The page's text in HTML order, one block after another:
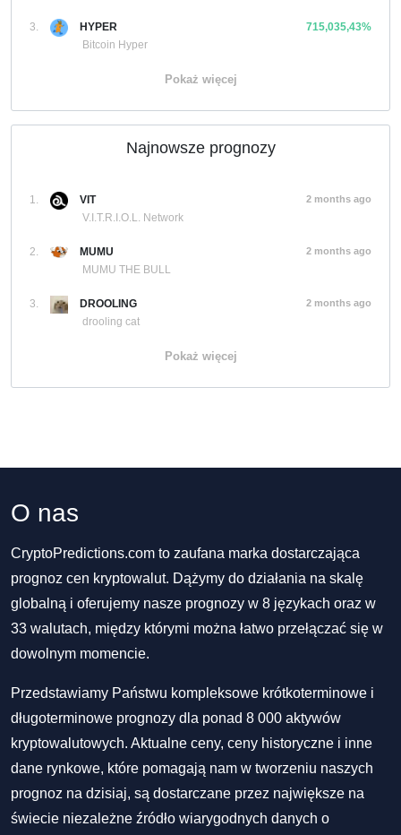
3.
HYPER
Bitcoin Hyper
715,035,43%
Pokaż więcej
Najnowsze prognozy
1.
VIT
V.I.T.R.I.O.L. Network
2 months ago
2.
MUMU
MUMU THE BULL
2 months ago
3.
DROOLING
drooling cat
2 months ago
Pokaż więcej
O nas
CryptoPredictions.com to zaufana marka dostarczająca
prognoz cen kryptowalut. Dążymy do działania na skalę
globalną i oferujemy nasze prognozy w 8 językach oraz w
33 walutach, między którymi można łatwo przełączać się w
dowolnym momencie.
Przedstawiamy Państwu kompleksowe krótkoterminowe i
długoterminowe prognozy dla ponad 8 000 aktywów
kryptowalutowych. Aktualne ceny, ceny historyczne i inne
dane rynkowe, które pomagają nam w tworzeniu naszych
prognoz na dzisiaj, są dostarczane przez największe na
świecie niezależne źródło wiarygodnych danych o